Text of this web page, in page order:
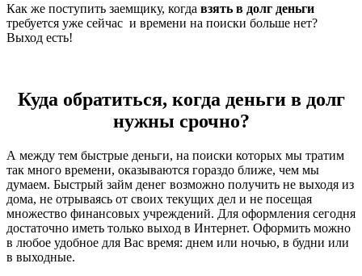
Как же поступить заемщику, когда взять в долг деньги
требуется уже сейчас и времени на поиски больше нет?
Выход есть!
Куда обратиться, когда деньги в долг
нужны срочно?
А между тем быстрые деньги, на поиски которых мы тратим
так много времени, оказываются гораздо ближе, чем мы
думаем. Быстрый займ денег возможно получить не выходя из
дома, не отрываясь от своих текущих дел и не посещая
множество финансовых учреждений. Для оформления сегодня
достаточно иметь только выход в Интернет. Оформить можно
в любое удобное для Вас время: днем или ночью, в будни или
в выходные.